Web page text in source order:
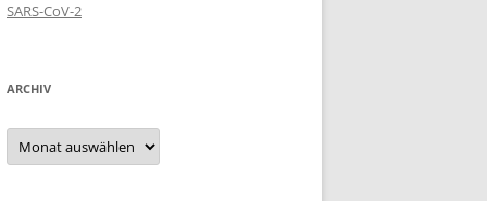
SARS-CoV-2
ARCHIV
Archiv